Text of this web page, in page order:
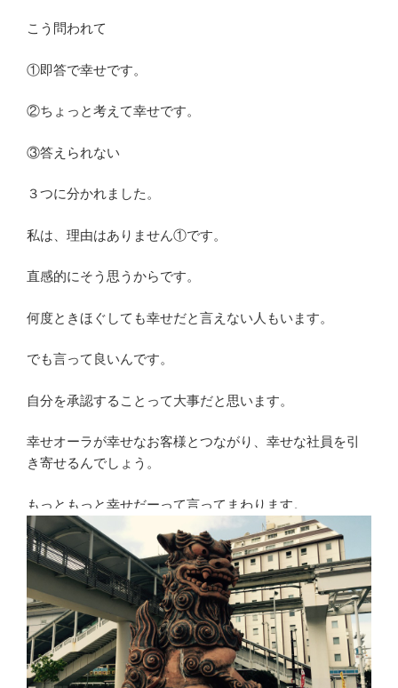
こう問われて
①即答で幸せです。
②ちょっと考えて幸せです。
③答えられない
３つに分かれました。
私は、理由はありません①です。
直感的にそう思うからです。
何度ときほぐしても幸せだと言えない人もいます。
でも言って良いんです。
自分を承認することって大事だと思います。
幸せオーラが幸せなお客様とつながり、幸せな社員を引
き寄せるんでしょう。
もっともっと幸せだーって言ってまわります。